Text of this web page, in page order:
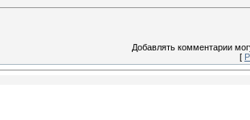
Добавлять комментарии
[